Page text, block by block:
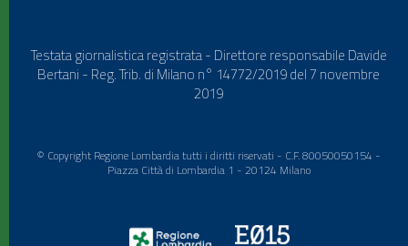
Testata giornalistica registrata - Direttore responsabile Davide
Bertani - Reg. Trib. di Milano n° 14772/2019 del 7 novembre
2019
© Copyright Regione Lombardia tutti i diritti riservati - C.F. 80050050154 -
Piazza Città di Lombardia 1 - 20124 Milano